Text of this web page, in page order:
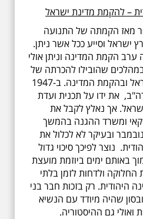
– להקמת מדינת ישראל
מאז הקמתה של התנועה
ישראל וסייע ככל אשר ניתן.
ערב הקמת המדינה וניתן אולי
שהובילו להכרתה של
ארצות הברית במדינת ישראל ובהקמת המדינה. ב-1947
את ידו על תכנית ועדת
אך נאלץ לקבל את
ומשרד ההגנה בהמשך
ובעיקר לא לכלול את
נוצר לפיכך סיכוי גדול
באותם ימים ביוזמת מועצת
ולדחות לזמן בלתי
היהודית. רק בזכות חבר בני
שהיה מיודד עם הנשיא
ואולי גם ההיסטוריה.